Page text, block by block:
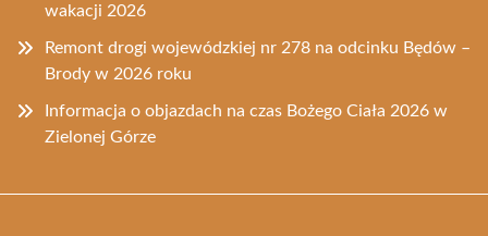
wakacji 2026
Remont drogi wojewódzkiej nr 278 na odcinku Będów –
Brody w 2026 roku
Informacja o objazdach na czas Bożego Ciała 2026 w
Zielonej Górze